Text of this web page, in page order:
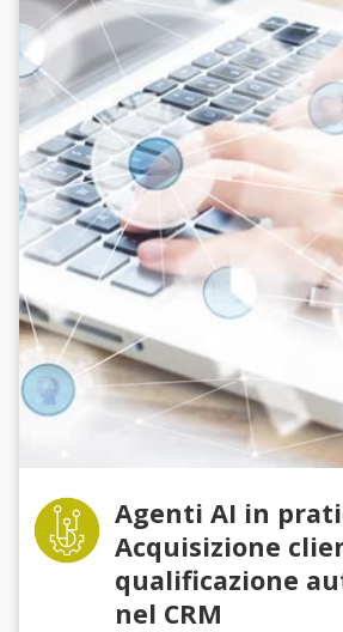
Agenti AI in
Acquisizione
qualificazione
nel CRM